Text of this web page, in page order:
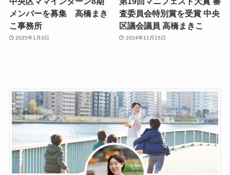
メンバーを募集 高橋まき
こ事務所
2025年1月3日
査委員会特別賞を受賞 中央
区議会議員 高橋まきこ
2024年11月15日